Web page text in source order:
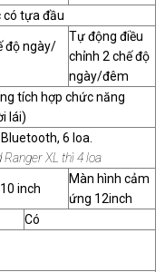
có tựa đầu
độ ngày/
Tự động điều
chỉnh 2 chế độ
ngày/đêm
tích hợp chức năng
lái)
6 loa.
Ranger XL thì 4 loa
inch
Màn hình cảm
ứng 12inch
Có